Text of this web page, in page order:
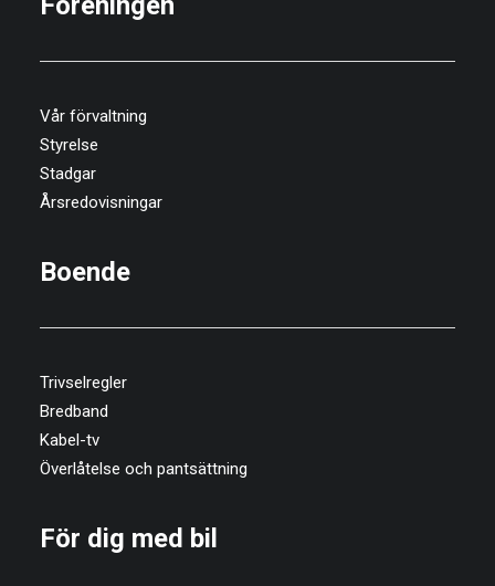
Vår förvaltning
Styrelse
Stadgar
Årsredovisningar
Boende
Trivselregler
Bredband
Kabel-tv
Överlåtelse och pantsättning
För dig med bil